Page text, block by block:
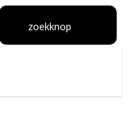
zoekknop